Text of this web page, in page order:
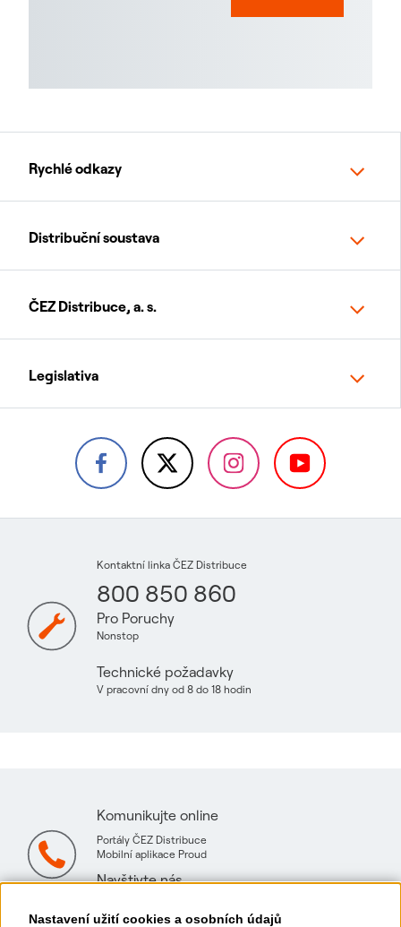
Nastavení užití cookies a osobních údajů
Rychlé odkazy
Distribuční soustava
ČEZ Distribuce, a. s.
Legislativa
Kontaktní linka ČEZ Distribuce
800 850 860
Pro Poruchy
Nonstop
Technické požadavky
V pracovní dny od 8 do 18 hodin
Komunikujte online
Portály ČEZ Distribuce
Mobilní aplikace Proud
Navštivte nás